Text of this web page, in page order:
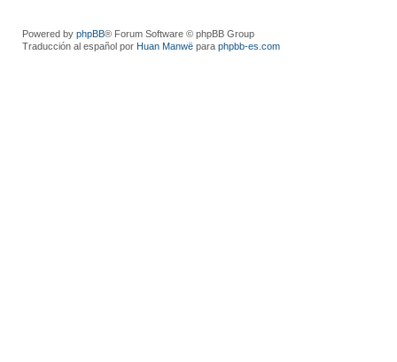
Powered by phpBB® Forum Software © phpBB Group
Traducción al español por Huan Manwë para phpbb-es.com